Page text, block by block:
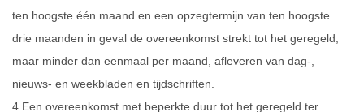
ten hoogste één maand en een opzegtermijn van ten hoogste
drie maanden in geval de overeenkomst strekt tot het geregeld,
maar minder dan eenmaal per maand, afleveren van dag-,
nieuws- en weekbladen en tijdschriften.
4.Een overeenkomst met beperkte duur tot het geregeld ter